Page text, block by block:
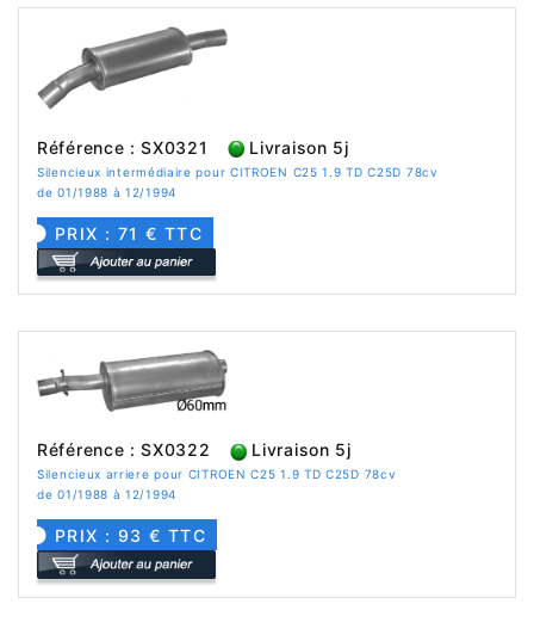
Référence : SX0321 Livraison 5j
Silencieux intermédiaire pour CITROEN C25 1.9 TD C25D 78cv
de 01/1988 à 12/1994
PRIX : 71 € TTC
Référence : SX0322 Livraison 5j
Silencieux arriere pour CITROEN C25 1.9 TD C25D 78cv
de 01/1988 à 12/1994
PRIX : 93 € TTC